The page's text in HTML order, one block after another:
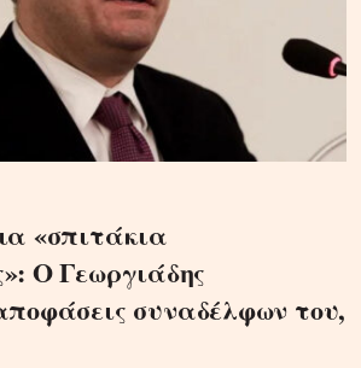
«σπιτάκια
Ο Γεωργιάδης
συναδέλφων του,